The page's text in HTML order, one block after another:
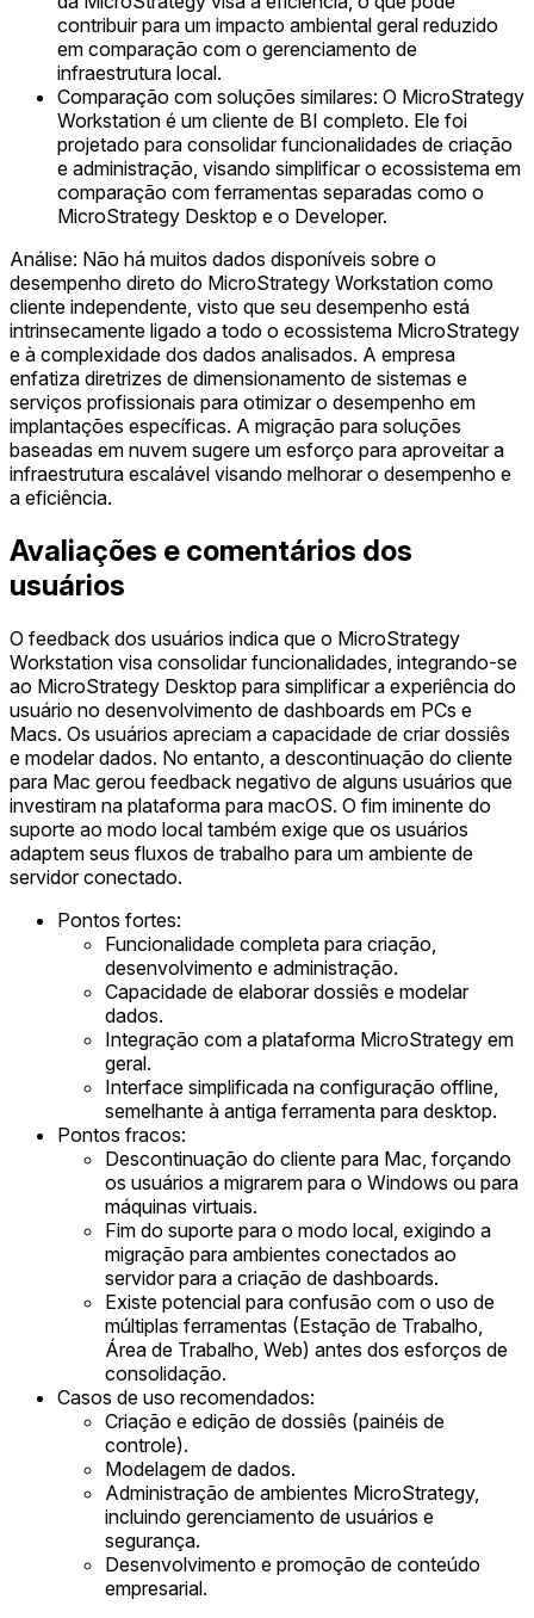
contribuir para um impacto ambiental geral reduzido
em comparação com o gerenciamento de
infraestrutura local.
Comparação com soluções similares: O MicroStrategy
Workstation é um cliente de BI completo. Ele foi
projetado para consolidar funcionalidades de criação
e administração, visando simplificar o ecossistema em
comparação com ferramentas separadas como o
MicroStrategy Desktop e o Developer.
Análise: Não há muitos dados disponíveis sobre o
desempenho direto do MicroStrategy Workstation como
cliente independente, visto que seu desempenho está
intrinsecamente ligado a todo o ecossistema MicroStrategy
e à complexidade dos dados analisados. A empresa
enfatiza diretrizes de dimensionamento de sistemas e
serviços profissionais para otimizar o desempenho em
implantações específicas. A migração para soluções
baseadas em nuvem sugere um esforço para aproveitar a
infraestrutura escalável visando melhorar o desempenho e
a eficiência.
Avaliações e comentários dos
usuários
O feedback dos usuários indica que o MicroStrategy
Workstation visa consolidar funcionalidades, integrando-se
ao MicroStrategy Desktop para simplificar a experiência do
usuário no desenvolvimento de dashboards em PCs e
Macs. Os usuários apreciam a capacidade de criar dossiês
e modelar dados. No entanto, a descontinuação do cliente
para Mac gerou feedback negativo de alguns usuários que
investiram na plataforma para macOS. O fim iminente do
suporte ao modo local também exige que os usuários
adaptem seus fluxos de trabalho para um ambiente de
servidor conectado.
Pontos fortes:
Funcionalidade completa para criação,
desenvolvimento e administração.
Capacidade de elaborar dossiês e modelar
dados.
Integração com a plataforma MicroStrategy em
geral.
Interface simplificada na configuração offline,
semelhante à antiga ferramenta para desktop.
Pontos fracos:
Descontinuação do cliente para Mac, forçando
os usuários a migrarem para o Windows ou para
máquinas virtuais.
Fim do suporte para o modo local, exigindo a
migração para ambientes conectados ao
servidor para a criação de dashboards.
Existe potencial para confusão com o uso de
múltiplas ferramentas (Estação de Trabalho,
Área de Trabalho, Web) antes dos esforços de
consolidação.
Casos de uso recomendados:
Criação e edição de dossiês (painéis de
controle).
Modelagem de dados.
Administração de ambientes MicroStrategy,
incluindo gerenciamento de usuários e
segurança.
Desenvolvimento e promoção de conteúdo
empresarial.